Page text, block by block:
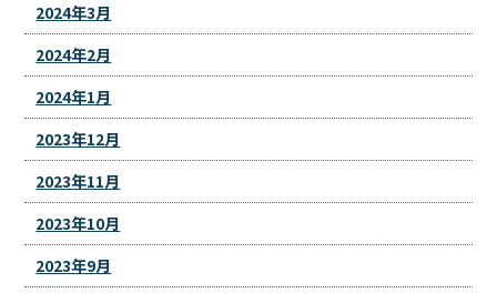
2024年3月
2024年2月
2024年1月
2023年12月
2023年11月
2023年10月
2023年9月